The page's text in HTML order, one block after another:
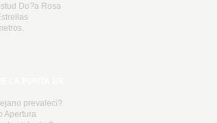
Do?a Rosa
prevaleci?
Apertura